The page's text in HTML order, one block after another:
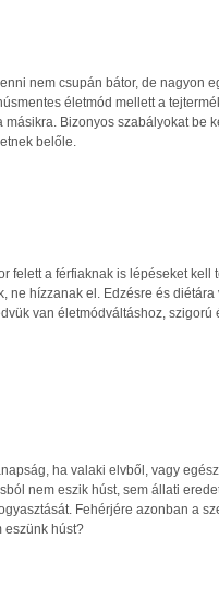
nem csupán bátor, de nagyon
életmód mellett a
másikra. Bizonyos szabályokat be
belőle.
felett a férfiaknak is lépéseket
ne hízzanak el. Edzésre és
van életmódváltáshoz,
ha valaki elvből, vagy
nem eszik húst, sem állati
Fehérjére azonban a
eszünk húst?